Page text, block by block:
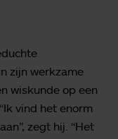
zijn werkzame
wiskunde op een
vind het enorm
zegt hij. “Het